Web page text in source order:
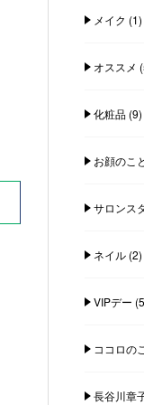
メイク (1)
オススメ
化粧品(9)
お顔のこ
サロンス
ネイル(2)
VIPデー
ココロの
長谷川章